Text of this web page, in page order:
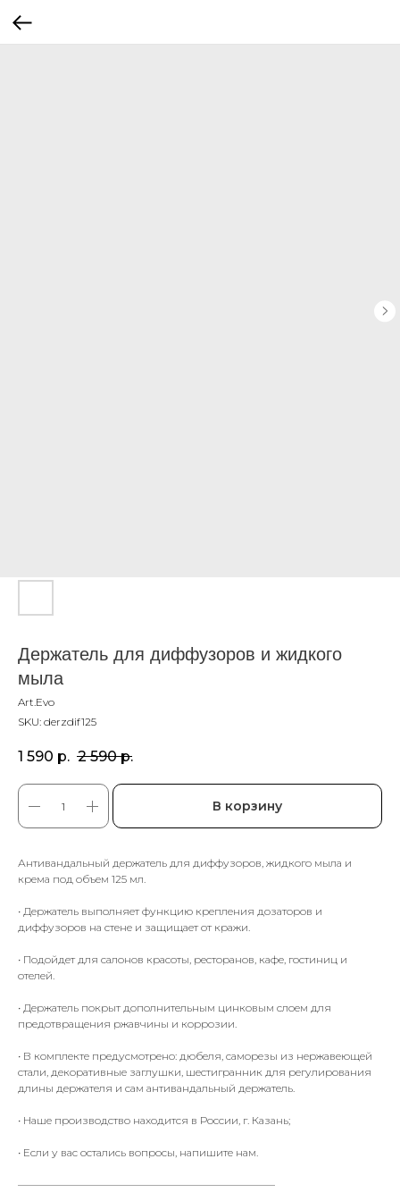
Держатель для диффузоров и жидкого
мыла
Art.Evo
SKU: derzdif125
1 590 р. 2 590 р.
В корзину
Антивандальный держатель для диффузоров, жидкого мыла и
крема под объем 125 мл.
• Держатель выполняет функцию крепления дозаторов и
диффузоров на стене и защищает от кражи.
• Подойдет для салонов красоты, ресторанов, кафе, гостиниц и
отелей.
• Держатель покрыт дополнительным цинковым слоем для
предотвращения ржавчины и коррозии.
• В комплекте предусмотрено: дюбеля, саморезы из нержавеющей
стали, декоративные заглушки, шестигранник для регулирования
длины держателя и сам антивандальный держатель.
• Наше производство находится в России, г. Казань;
• Если у вас остались вопросы, напишите нам.
————————————————————————